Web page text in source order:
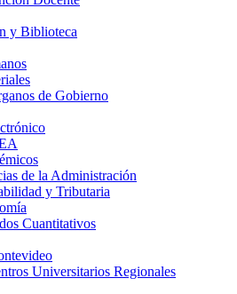
y Biblioteca
de Gobierno
de la Administración
y Tributaria
Cuantitativos
Universitarios Regionales